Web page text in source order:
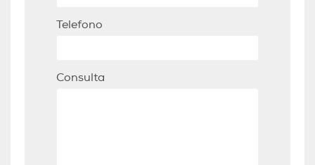
Telefono
Consulta